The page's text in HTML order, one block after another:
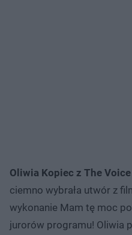
Oliwia Kopiec z The
ciemno wybrała utwór z
wykonanie Mam tę moc
jurorów programu! Oliwia